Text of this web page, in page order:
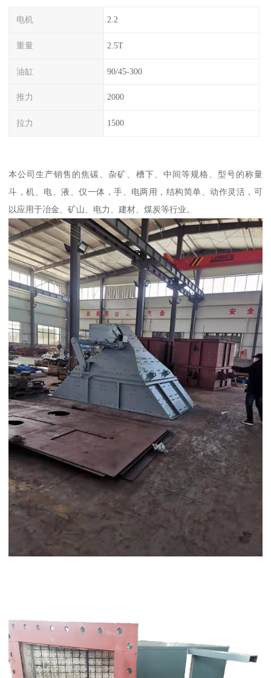
电机 2.2
重量 2.5T
油缸 90/45-300
推力 2000
拉力 1500
本公司生产销售的焦碳、杂矿、槽下、中间等规格、型号的称量
斗，机、电、液、仪一体，手、电两用，结构简单、动作灵活，可
以应用于冶金、矿山、电力、建材、煤炭等行业。